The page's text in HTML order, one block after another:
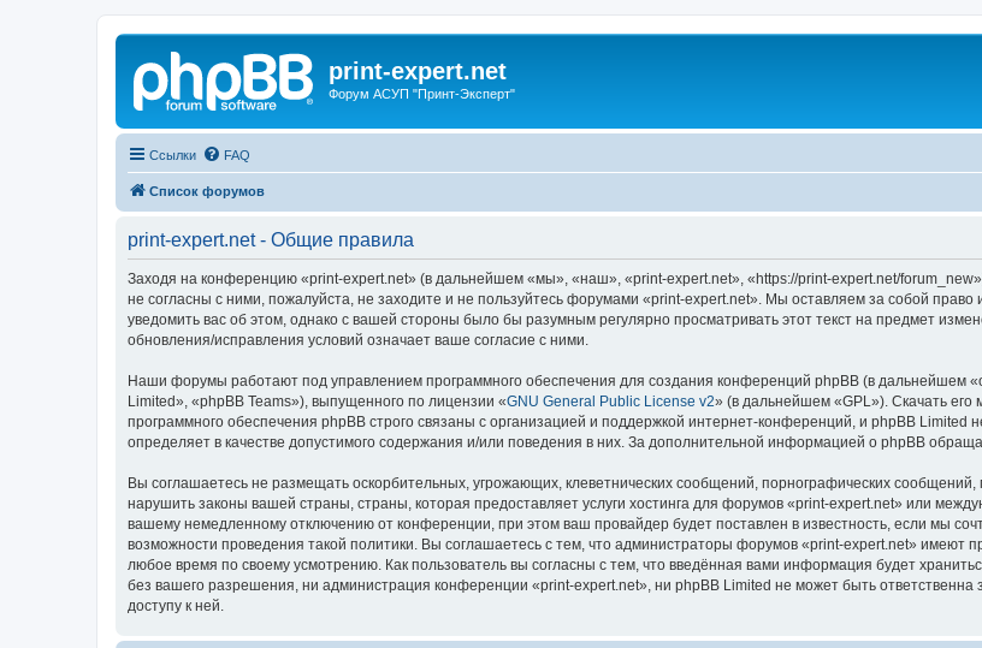
print-expert.net
Форум АСУП "Принт-Эксперт"
Ссылки FAQ
Список форумов
print-expert.net - Общие правила
Заходя на конференцию «print-expert.net» (в дальнейшем «мы», «наш», «print-expert.net», «https://print-expert.net/
не согласны с ними, пожалуйста, не заходите и не пользуйтесь форумами «print-expert.net». Мы оставляем за собой
уведомить вас об этом, однако с вашей стороны было бы разумным регулярно просматривать этот текст на предмет
обновления/исправления условий означает ваше согласие с ними.
Наши форумы работают под управлением программного обеспечения для создания конференций phpBB (в дальнейшем
Limited», «phpBB Teams»), выпущенного по лицензии «GNU General Public License v2» (в дальнейшем «GPL»). Скачать его
программного обеспечения phpBB строго связаны с организацией и поддержкой интернет-конференций, и phpBB Limited
определяет в качестве допустимого содержания и/или поведения в них. За дополнительной информацией о phpBB
Вы соглашаетесь не размещать оскорбительных, угрожающих, клеветнических сообщений, порнографических
нарушить законы вашей страны, страны, которая предоставляет услуги хостинга для форумов «print-expert.net» или
вашему немедленному отключению от конференции, при этом ваш провайдер будет поставлен в известность, если мы
возможности проведения такой политики. Вы соглашаетесь с тем, что администраторы форумов «print-expert.net» имеют
любое время по своему усмотрению. Как пользователь вы согласны с тем, что введённая вами информация будет
без вашего разрешения, ни администрация конференции «print-expert.net», ни phpBB Limited не может быть ответственна
доступу к ней.